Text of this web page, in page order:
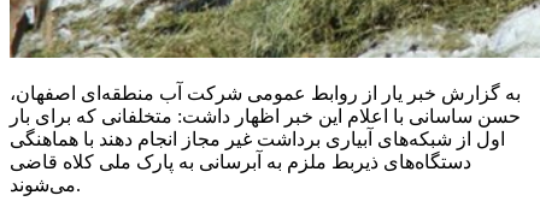
به گزارش خبر یار از روابط عمومی شرکت آب منطقه‌ای اصفهان،
حسن ساسانی با اعلام این خبر اظهار داشت: متخلفانی که برای بار
اول از شبکه‌های آبیاری برداشت غیر مجاز انجام دهند با هماهنگی
دستگاه‌های ذیربط ملزم به آبرسانی به پارک ملی کلاه قاضی
می‌شوند.